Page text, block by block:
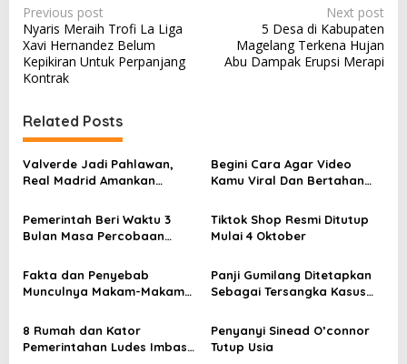
P
o
s
t
n
a
v
i
g
a
t
i
o
n
Previous post
Nyaris Meraih Trofi La Liga
Xavi Hernandez Belum
Kepikiran Untuk Perpanjang
Kontrak
Next post
5 Desa di Kabupaten
Magelang Terkena Hujan
Abu Dampak Erupsi Merapi
Related Posts
Valverde Jadi Pahlawan,
Real Madrid Amankan
Athletic Bilbao
Begini Cara Agar Video
Kamu Viral Dan Bertahan
Pemerintah Beri Waktu 3
Bulan Masa Percobaan
Tiktok Shop Resmi Ditutup
Mulai 4 Oktober
Fakta dan Penyebab
Munculnya Makam-Makam
Mungkur
Panji Gumilang Ditetapkan
Sebagai Tersangka Kasus
8 Rumah dan Kator
Pemerintahan Ludes Imbas
Penyanyi Sinead O’connor
Tutup Usia